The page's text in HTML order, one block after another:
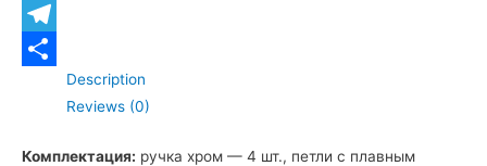
WhatsApp
Telegram
ОтправитьDescription
Reviews (0)
Комплектация: ручка хром — 4 шт., петли с плавным